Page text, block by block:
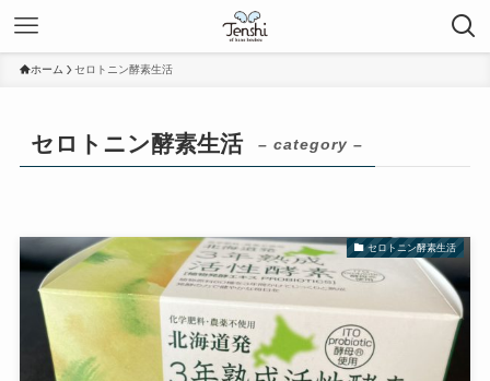
ホーム セロトニン酵素生活
セロトニン酵素生活 – category –
セロトニン酵素生活